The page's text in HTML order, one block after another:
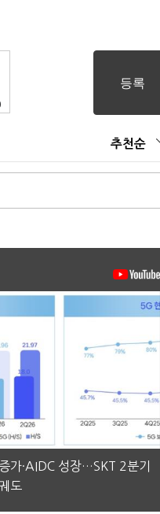
추천순
가·AIDC 성장…SKT 2분기
도